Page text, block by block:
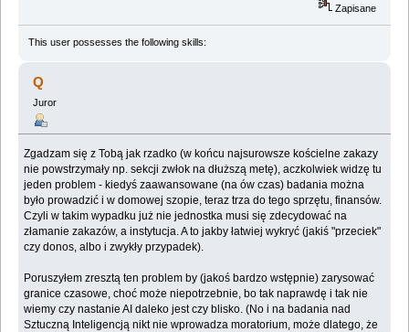
Zapisane
This user possesses the following skills:
Q
Juror
Zgadzam się z Tobą jak rzadko (w końcu najsurowsze kościelne zakazy
nie powstrzymały np. sekcji zwłok na dłuższą metę), aczkolwiek widzę tu
jeden problem - kiedyś zaawansowane (na ów czas) badania można
było prowadzić i w domowej szopie, teraz trza do tego sprzętu, finansów.
Czyli w takim wypadku już nie jednostka musi się zdecydować na
złamanie zakazów, a instytucja. A to jakby łatwiej wykryć (jakiś "przeciek"
czy donos, albo i zwykły przypadek).
Poruszyłem zresztą ten problem by (jakoś bardzo wstępnie) zarysować
granice czasowe, choć może niepotrzebnie, bo tak naprawdę i tak nie
wiemy czy nastanie AI daleko jest czy blisko. (No i na badania nad
Sztuczną Inteligencją nikt nie wprowadza moratorium, może dlatego, że